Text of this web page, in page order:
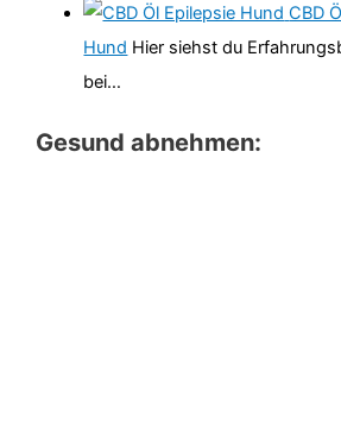
CBD
Hund Hier siehst du
bei…
Gesund abnehmen: